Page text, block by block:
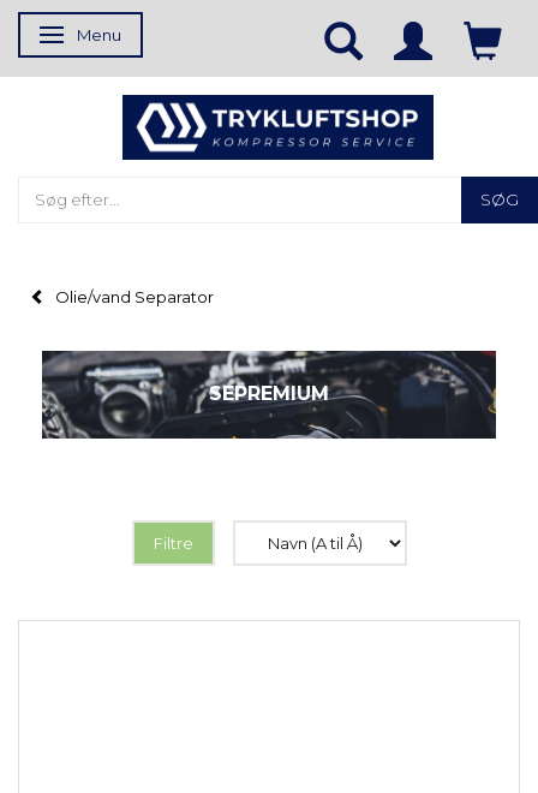
Skifte navigation
Menu
SØG
Olie/vand Separator
SEPREMIUM
Filtre